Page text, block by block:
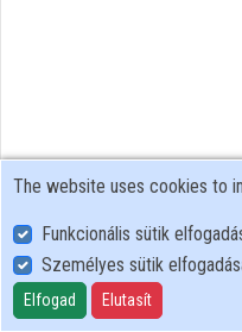
User Policy
Adatkezelési tájékoztató (en)
Cookie Policy
The website uses cookies to
Funkcionális sütik
Személyes sütik
Elfogad Elutasít